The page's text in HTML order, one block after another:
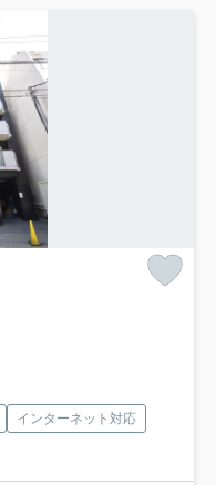
インターネット対応